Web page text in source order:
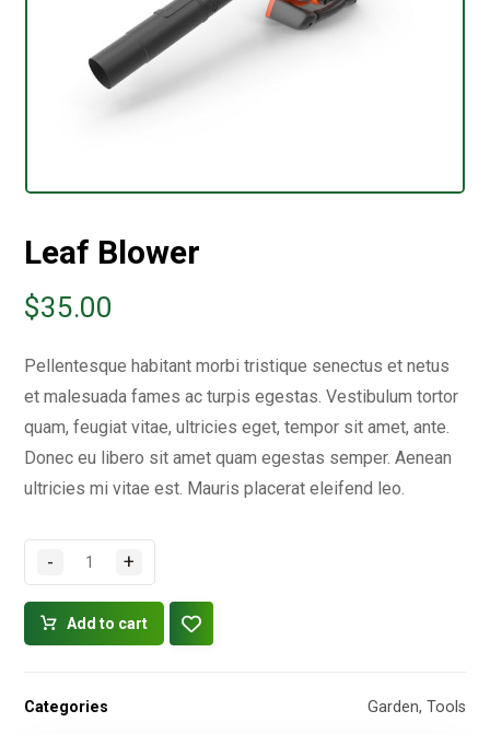
Leaf Blower
$35.00
Pellentesque habitant morbi tristique senectus et netus
et malesuada fames ac turpis egestas. Vestibulum tortor
quam, feugiat vitae, ultricies eget, tempor sit amet, ante.
Donec eu libero sit amet quam egestas semper. Aenean
ultricies mi vitae est. Mauris placerat eleifend leo.
- +
Add to cart
Categories Garden, Tools